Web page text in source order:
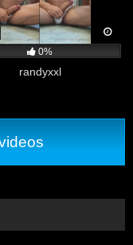
0%
randyxxl